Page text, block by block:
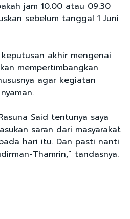
jam 10.00 atau 09.30
sebelum tanggal 1 Juni
akhir mengenai
mempertimbangkan
agar kegiatan
Said tentunya saya
saran dari masyarakat
hari itu. Dan pasti nanti
Thamrin,” tandasnya.